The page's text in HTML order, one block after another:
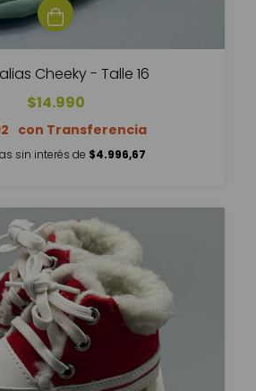
Cheeky - Talle 16
$14.990
sin interés de $4.996,67